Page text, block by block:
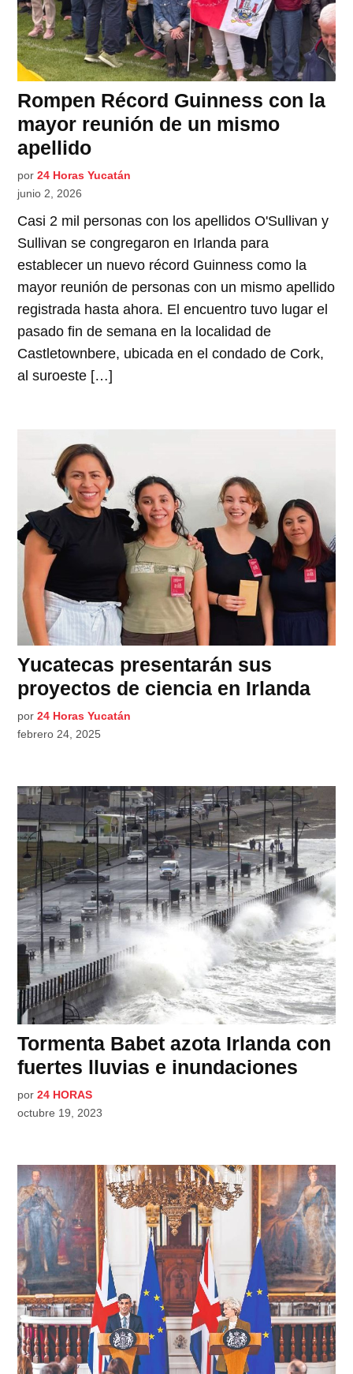
Rompen Récord Guinness con la
mayor reunión de un mismo
apellido
por 24 Horas Yucatán
junio 2, 2026
Casi 2 mil personas con los apellidos O'Sullivan y
Sullivan se congregaron en Irlanda para
establecer un nuevo récord Guinness como la
mayor reunión de personas con un mismo apellido
registrada hasta ahora. El encuentro tuvo lugar el
pasado fin de semana en la localidad de
Castletownbere, ubicada en el condado de Cork,
al suroeste […]
Yucatecas presentarán sus
proyectos de ciencia en Irlanda
por 24 Horas Yucatán
febrero 24, 2025
Tormenta Babet azota Irlanda con
fuertes lluvias e inundaciones
por 24 HORAS
octubre 19, 2023